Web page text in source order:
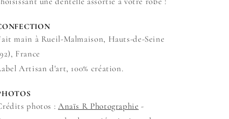
main à Rueil-Malmaison, Hauts-de-Seine
France
Artisan d'art, 100% création.
photos : Anaïs R Photographie -